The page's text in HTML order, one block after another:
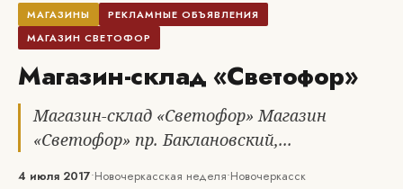
МАГАЗИНЫ
РЕКЛАМНЫЕ ОБЪЯВЛЕНИЯ
МАГАЗИН СВЕТОФОР
Магазин-склад «Светофор»
Магазин-склад «Светофор» Магазин
«Светофор» пр. Баклановский,...
4 июля 2017•Новочеркасская неделя•Новочеркасск